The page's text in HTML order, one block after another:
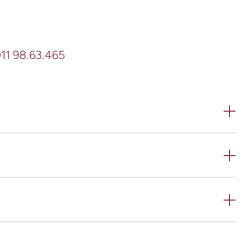
98.63.465